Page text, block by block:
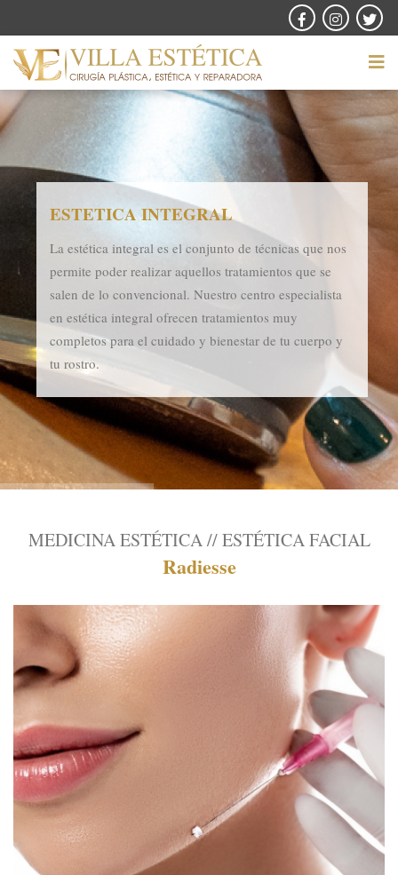
ESTETICA INTEGRAL
La estética integral es el conjunto de técnicas que nos
permite poder realizar aquellos tratamientos que se
salen de lo convencional. Nuestro centro especialista
en estética integral ofrecen tratamientos muy
completos para el cuidado y bienestar de tu cuerpo y
tu rostro.
MEDICINA ESTÉTICA // ESTÉTICA FACIAL
Radiesse